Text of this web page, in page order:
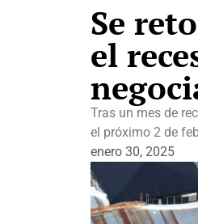
Se
el
Tras un mes de
el próximo 2 de
enero 30, 2025